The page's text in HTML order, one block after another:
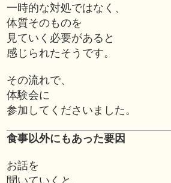
一時的な対処ではなく、
体質そのものを
見ていく必要があると
感じられたそうです。
その流れで、
体験会に
参加してくださいました。
食事以外にもあった要因
お話を